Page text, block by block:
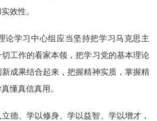
效性。
学习中心组应当坚持把学习马克思主
切工作的看家本领，把学习党的基本理论
成果结合起来，把握精神实质，掌握精
懂真信真用。
、学以修身、学以益智、学以增才，